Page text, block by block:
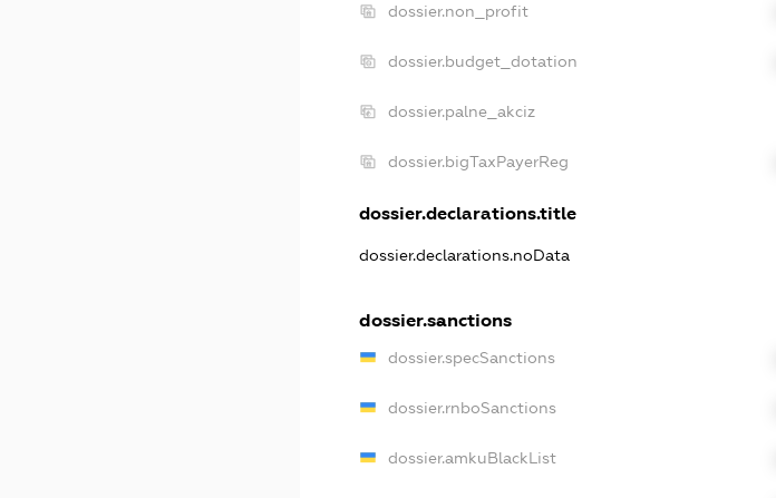
dossier.non_profit
dossier.budget_dotation
dossier.palne_akciz
dossier.bigTaxPayerReg
dossier.declarations.title
dossier.declarations.noData
dossier.sanctions
dossier.specSanctions
dossier.rnboSanctions
dossier.amkuBlackList